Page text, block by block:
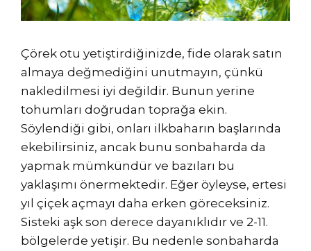
Çörek otu yetiştirdiğinizde, fide olarak satın
almaya değmediğini unutmayın, çünkü
nakledilmesi iyi değildir. Bunun yerine
tohumları doğrudan toprağa ekin.
Söylendiği gibi, onları ilkbaharın başlarında
ekebilirsiniz, ancak bunu sonbaharda da
yapmak mümkündür ve bazıları bu
yaklaşımı önermektedir. Eğer öyleyse, ertesi
yıl çiçek açmayı daha erken göreceksiniz.
Sisteki aşk son derece dayanıklıdır ve 2-11.
bölgelerde yetişir. Bu nedenle sonbaharda